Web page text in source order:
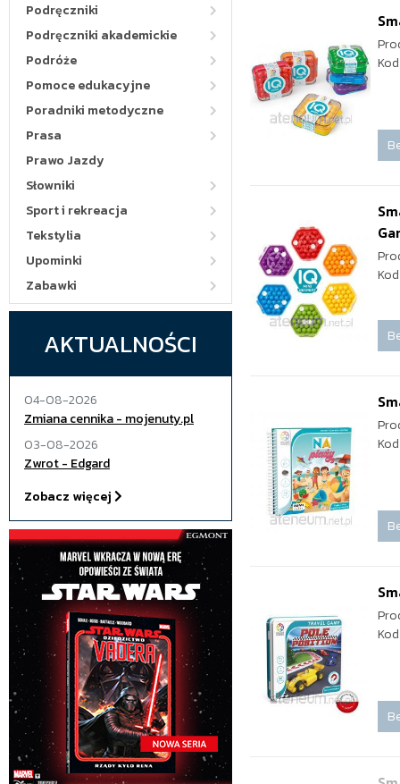
Podręczniki
Podręczniki akademickie
Podróże
Pomoce edukacyjne
Poradniki metodyczne
Prasa
Prawo Jazdy
Słowniki
Sport i rekreacja
Tekstylia
Upominki
Zabawki
AKTUALNOŚCI
04-08-2026
Zmiana cennika - mojenuty.pl
03-08-2026
Zwrot - Edgard
Zobacz więcej